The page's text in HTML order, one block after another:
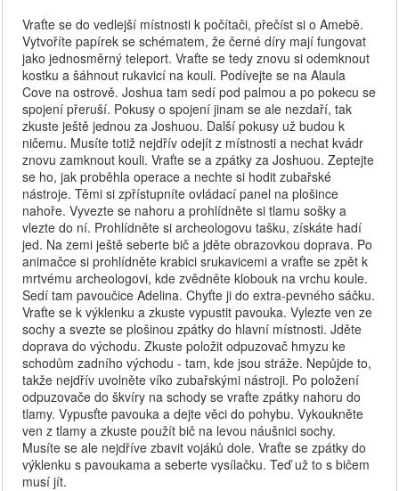
Vraťte se do vedlejší místnosti k počítači, přečíst si o Amebě.
Vytvoříte papírek se schématem, že černé díry mají fungovat
jako jednosměrný teleport. Vraťte se tedy znovu si odemknout
kostku a šáhnout rukavicí na kouli. Podívejte se na Alaula
Cove na ostrově. Joshua tam sedí pod palmou a po pokecu se
spojení přeruší. Pokusy o spojení jinam se ale nezdaří, tak
zkuste ještě jednou za Joshuou. Další pokusy už budou k
ničemu. Musíte totiž nejdřív odejít z místnosti a nechat kvádr
znovu zamknout kouli. Vraťte se a zpátky za Joshuou. Zeptejte
se ho, jak proběhla operace a nechte si hodit zubařské
nástroje. Těmi si zpřístupníte ovládací panel na plošince
nahoře. Vyvezte se nahoru a prohlídněte si tlamu sošky a
vlezte do ní. Prohlídněte si archeologovu tašku, získáte hadí
jed. Na zemi ještě seberte bič a jděte obrazovkou doprava. Po
animačce si prohlídněte krabici srukavicemi a vraťte se zpět k
mrtvému archeologovi, kde zvědněte klobouk na vrchu koule.
Sedí tam pavoučice Adelina. Chyťte ji do extra-pevného sáčku.
Vraťte se k výklenku a zkuste vypustit pavouka. Vylezte ven ze
sochy a svezte se plošinou zpátky do hlavní místnosti. Jděte
doprava do východu. Zkuste položit odpuzovač hmyzu ke
schodům zadního východu - tam, kde jsou stráže. Nepůjde to,
takže nejdřív uvolněte víko zubařskými nástroji. Po položení
odpuzovače do škvíry na schody se vraťte zpátky nahoru do
tlamy. Vypusťte pavouka a dejte věci do pohybu. Vykoukněte
ven z tlamy a zkuste použít bič na levou náušnici sochy.
Musíte se ale nejdříve zbavit vojáků dole. Vraťte se zpátky do
výklenku s pavoukama a seberte vysílačku. Teď už to s bičem
musí jít.